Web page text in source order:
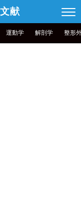
献
運動学 解剖学 整形